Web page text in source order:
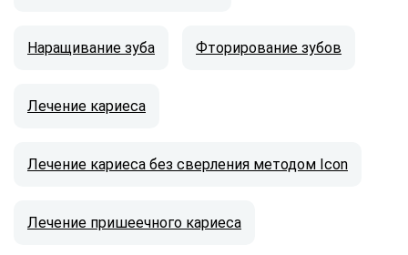
Наращивание зуба Фторирование зубов
Лечение кариеса
Лечение кариеса без сверления методом Icon
Лечение пришеечного кариеса